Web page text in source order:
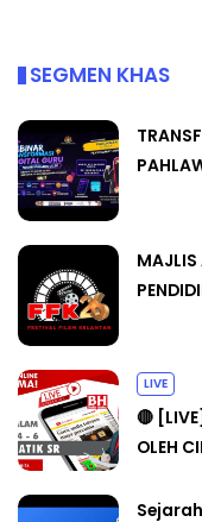
SEGMEN KHAS
MAJLIS
LIVE
🔴
OLEH